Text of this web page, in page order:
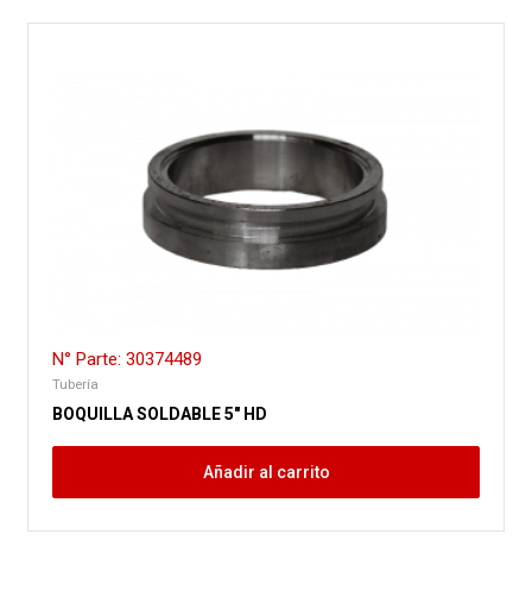
N° Parte: 30374489
Tubería
BOQUILLA SOLDABLE 5″ HD
Añadir al carrito